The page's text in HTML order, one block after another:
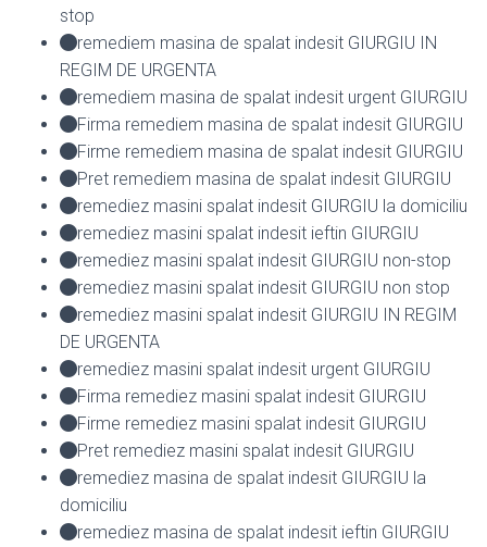
stop
remediem masina de spalat indesit GIURGIU IN
REGIM DE URGENTA
remediem masina de spalat indesit urgent GIURGIU
Firma remediem masina de spalat indesit GIURGIU
Firme remediem masina de spalat indesit GIURGIU
Pret remediem masina de spalat indesit GIURGIU
remediez masini spalat indesit GIURGIU la domiciliu
remediez masini spalat indesit ieftin GIURGIU
remediez masini spalat indesit GIURGIU non-stop
remediez masini spalat indesit GIURGIU non stop
remediez masini spalat indesit GIURGIU IN REGIM
DE URGENTA
remediez masini spalat indesit urgent GIURGIU
Firma remediez masini spalat indesit GIURGIU
Firme remediez masini spalat indesit GIURGIU
Pret remediez masini spalat indesit GIURGIU
remediez masina de spalat indesit GIURGIU la
domiciliu
remediez masina de spalat indesit ieftin GIURGIU